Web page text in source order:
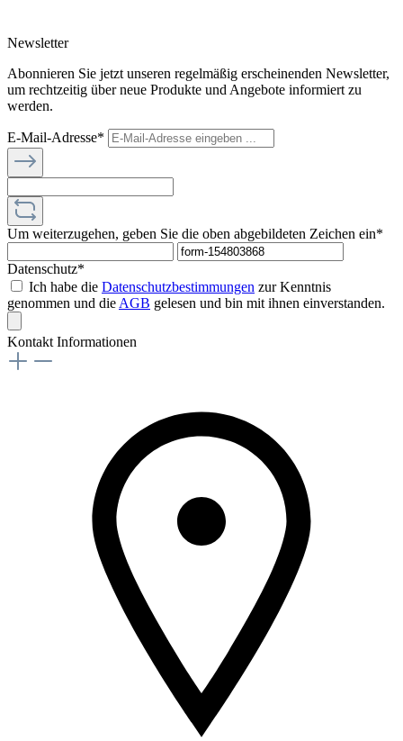
Newsletter
Abonnieren Sie jetzt unseren regelmäßig erscheinenden Newsletter,
um rechtzeitig über neue Produkte und Angebote informiert zu
werden.
E-Mail-Adresse*
Um weiterzugehen, geben Sie die oben abgebildeten Zeichen ein*
Datenschutz*
Ich habe die Datenschutzbestimmungen zur Kenntnis
genommen und die AGB gelesen und bin mit ihnen einverstanden.
Kontakt Informationen